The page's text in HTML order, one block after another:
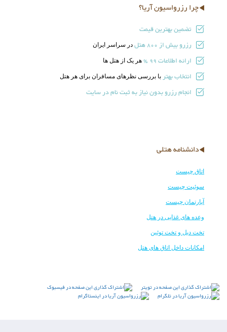
چرا رزرواسیون آریا؟
تضمین بهترین قیمت
رزرو بیش از 800 هتل در سراسر ایران
ارائه اطلاعات 99 % هر یک از هتل ها
انتخاب بهتر با بررسی نظرهای مسافران برای هر هتل
انجام رزرو بدون نیاز به ثبت نام در سایت
دانشنامه هتلی
اتاق چیست
سوئیت چیست
آپارتمان چیست
وعده های غذایی در هتل
تخت دبل و تخت توئین
امکانات داخل اتاق های هتل